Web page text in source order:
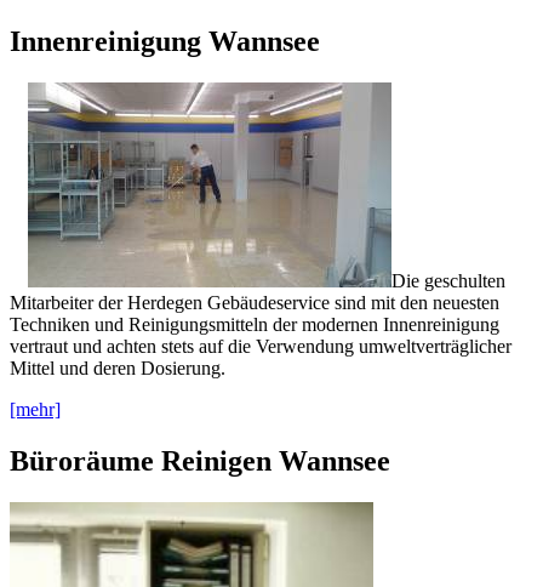
Innenreinigung Wannsee
Die geschulten
Mitarbeiter der Herdegen Gebäudeservice sind mit den neuesten
Techniken und Reinigungsmitteln der modernen Innenreinigung
vertraut und achten stets auf die Verwendung umweltverträglicher
Mittel und deren Dosierung.
[mehr]
Büroräume Reinigen Wannsee